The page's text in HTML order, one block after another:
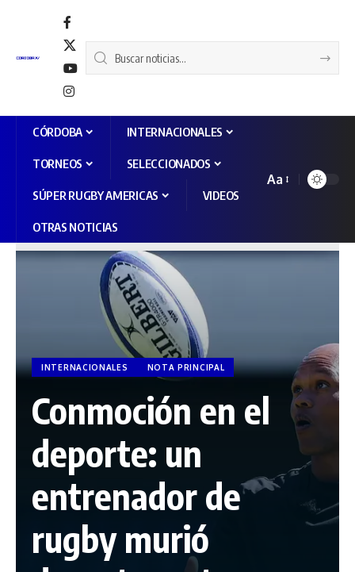
CÓRDOBA INTERNACIONALES
TORNEOS SELECCIONADOS
SÚPER RUGBY AMERICAS VIDEOS
OTRAS NOTICIAS
Aa
INTERNACIONALES NOTA PRINCIPAL
Conmoción en el
deporte: un
entrenador de
rugby murió